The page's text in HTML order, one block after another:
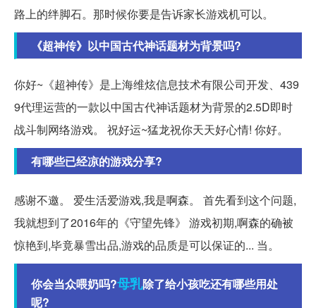
路上的绊脚石。那时候你要是告诉家长游戏机可以。
《超神传》以中国古代神话题材为背景吗?
你好~《超神传》是上海维炫信息技术有限公司开发、439
9代理运营的一款以中国古代神话题材为背景的2.5D即时
战斗制网络游戏。 祝好运~猛龙祝你天天好心情! 你好。
有哪些已经凉的游戏分享?
感谢不邀。 爱生活爱游戏,我是啊森。 首先看到这个问题,
我就想到了2016年的《守望先锋》 游戏初期,啊森的确被
惊艳到,毕竟暴雪出品,游戏的品质是可以保证的... 当。
你会当众喂奶吗?母乳除了给小孩吃还有哪些用处
呢?